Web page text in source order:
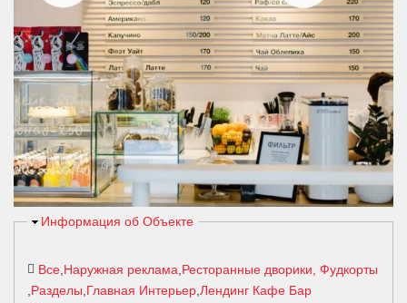
Скрыть
Информация об Объекте
Все Наружная реклама Ресторанные дворики, Фудкорты
Разделы Главная Интерьер Лендинг Кафе Бар